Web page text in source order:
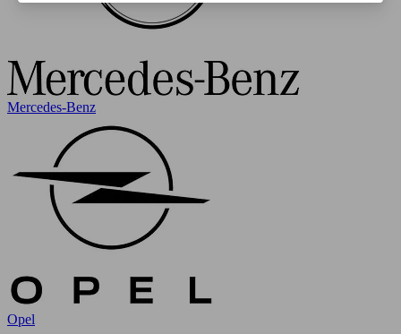
Mercedes-Benz
Opel